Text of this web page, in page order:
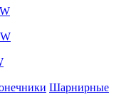
Шарнирные